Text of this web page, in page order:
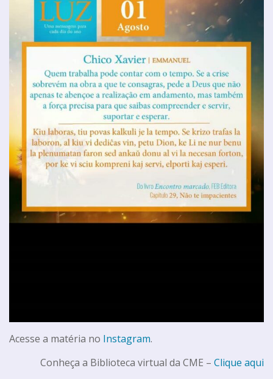
Acesse a matéria no Instagram.
Conheça a Biblioteca virtual da CME – Clique aqui